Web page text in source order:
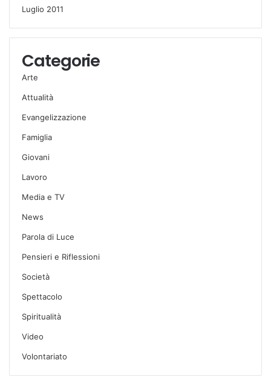
Luglio 2011
Categorie
Arte
Attualità
Evangelizzazione
Famiglia
Giovani
Lavoro
Media e TV
News
Parola di Luce
Pensieri e Riflessioni
Società
Spettacolo
Spiritualità
Video
Volontariato